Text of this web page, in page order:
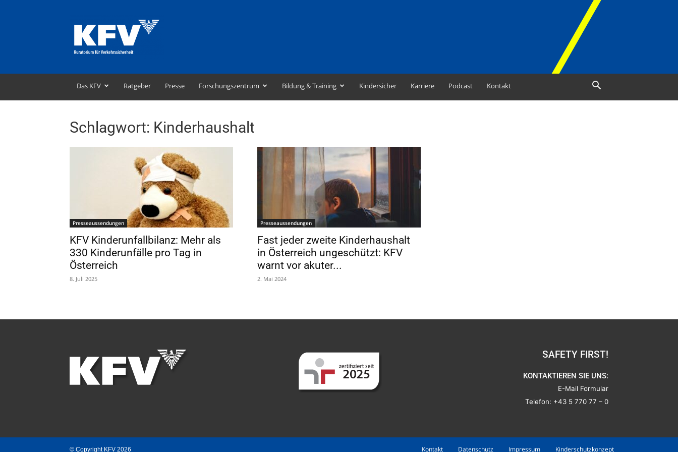
–
Kuratorium
für
Das KFV Ratgeber Presse Forschungszentrum Bildung & Training Kindersicher Karriere Podcast Kontakt
Schlagwort: Kinderhaushalt
Presseaussendungen
KFV Kinderunfallbilanz: Mehr als
330 Kinderunfälle pro Tag in
Österreich
8. Juli 2025
Presseaussendungen
Fast jeder zweite Kinderhaushalt
in Österreich ungeschützt: KFV
warnt vor akuter...
2. Mai 2024
SAFETY FIRST!
KONTAKTIEREN SIE UNS:
E-Mail Formular
Telefon: +43 5 770 77 – 0
© Copyright KFV 2026 Kontakt Datenschutz Impressum Kinderschutzkonzept